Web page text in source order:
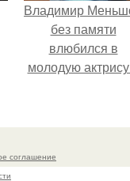
Владимир
без памяти
влюбился в
молодую
неё.
соглашение